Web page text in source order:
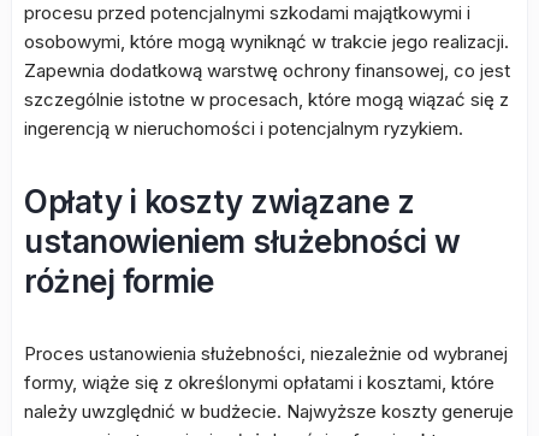
procesu przed potencjalnymi szkodami majątkowymi i
osobowymi, które mogą wyniknąć w trakcie jego realizacji.
Zapewnia dodatkową warstwę ochrony finansowej, co jest
szczególnie istotne w procesach, które mogą wiązać się z
ingerencją w nieruchomości i potencjalnym ryzykiem.
Opłaty i koszty związane z
ustanowieniem służebności w
różnej formie
Proces ustanowienia służebności, niezależnie od wybranej
formy, wiąże się z określonymi opłatami i kosztami, które
należy uwzględnić w budżecie. Najwyższe koszty generuje